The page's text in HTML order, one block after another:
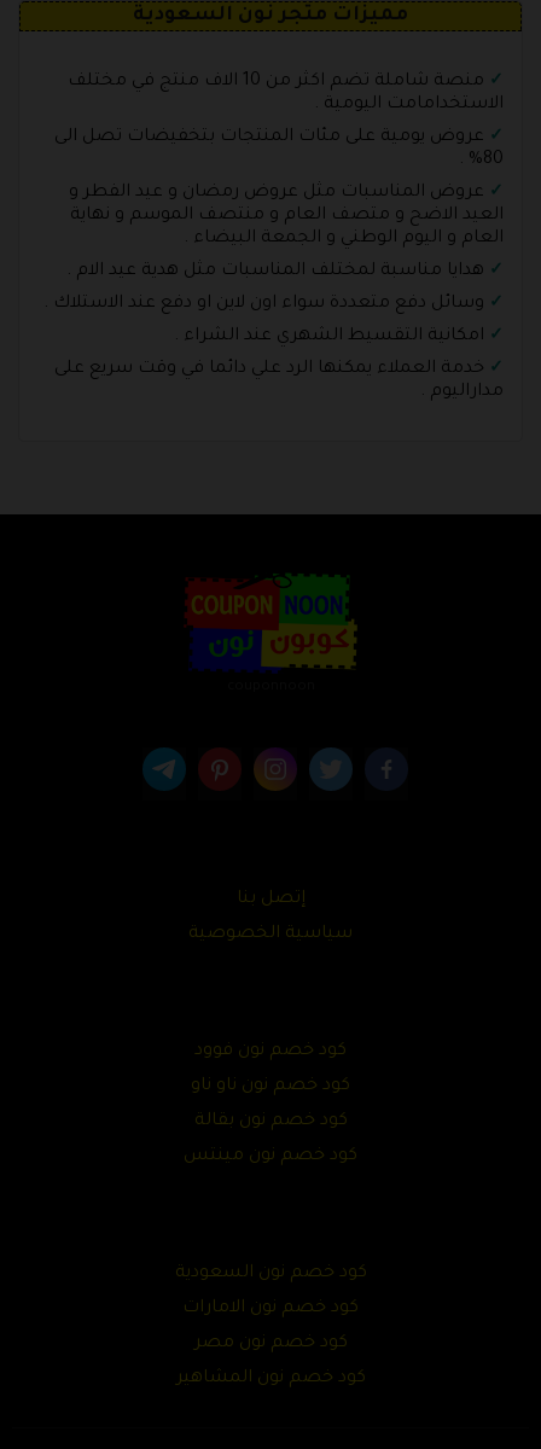
مميزات متجر نون السعودية
منصة شاملة تضم اكثر من 10 الاف منتج في مختلف
الاستخدامامت اليومية .
عروض يومية على مئات المنتجات بتخفيضات تصل الى
80% .
عروض المناسبات مثل عروض رمضان و عيد الفطر و
العيد الاضح و متصف العام و منتصف الموسم و نهاية
العام و اليوم الوطني و الجمعة البيضاء .
هدايا مناسبة لمختلف المناسبات مثل هدية عيد الام .
وسائل دفع متعددة سواء اون لاين او دفع عند الاستلاك .
امكانية التقسيط الشهري عند الشراء .
خدمة العملاء يمكنها الرد علي دائما في وقت سريع على
مداراليوم .
إتصل بنا
سياسية الخصوصية
كود خصم نون فوود
كود خصم نون ناو ناو
كود خصم نون بقالة
كود خصم نون مينتس
كود خصم نون السعودية
كود خصم نون الامارات
كود خصم نون مصر
كود خصم نون المشاهير